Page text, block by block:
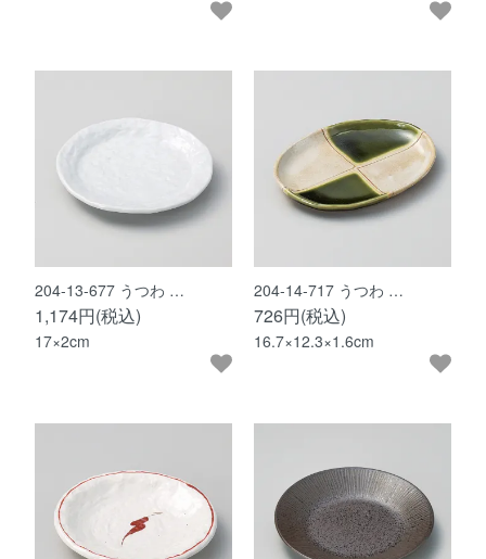
204-13-677 うつわ …
1,174円(税込)
17×2cm
204-14-717 うつわ …
726円(税込)
16.7×12.3×1.6cm